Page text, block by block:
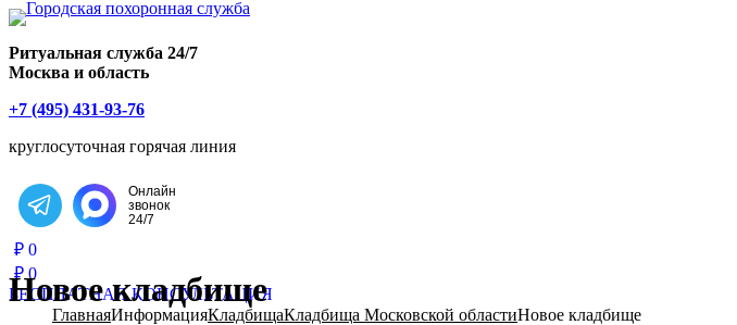
Ритуальная служба 24/7
Москва и область
+7 (495) 431-93-76
круглосуточная горячая линия
Написать в Telegram
Онлайн
звонок
24/7
₽ 0
₽ 0
БЕСПЛАТНАЯ КОНСУЛЬТАЦИЯ
ГлавнаяИнформацияКладбищаКладбища Московской областиНовое кладбище
Новое кладбище